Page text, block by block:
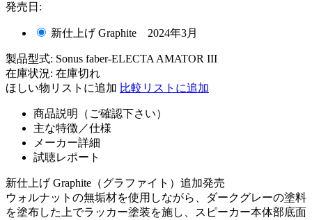
発売日:
新仕上げ Graphite 2024年3月
製品型式: Sonus faber-ELECTA AMATOR III
在庫状況: 在庫切れ
ほしい物リストに追加 比較リストに追加
商品説明（ご確認下さい）
主な特徴／仕様
メーカー詳細
試聴レポート
新仕上げ Graphite（グラファイト）追加発売
ウォルナットの無垢材を使用しながら、ダークグレーの塗料
を塗布した上でラッカー塗装を施し、スピーカー本体部底面